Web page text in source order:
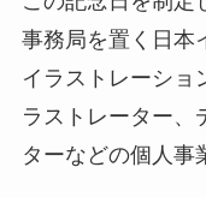
事務局を置く日本
イラストレーショ
ラストレーター、
ターなどの個人事